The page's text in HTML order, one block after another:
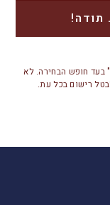
בעד חופש הבחירה. לא
רישום בכל עת.